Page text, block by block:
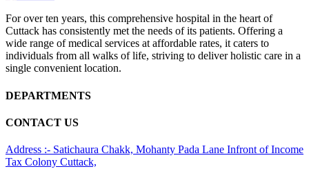
For over ten years, this comprehensive hospital in the heart of
Cuttack has consistently met the needs of its patients. Offering a
wide range of medical services at affordable rates, it caters to
individuals from all walks of life, striving to deliver holistic care in a
single convenient location.
DEPARTMENTS
CONTACT US
Address :- Satichaura Chakk, Mohanty Pada Lane Infront of Income
Tax Colony Cuttack,